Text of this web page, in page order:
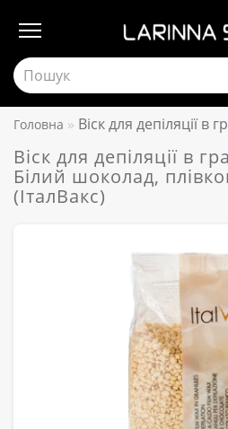
Головна Віск для депіляції в
Віск для депіляції в
Білий шоколад,
(ІталВакс)